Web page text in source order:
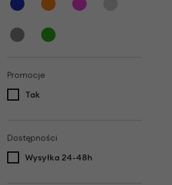
Promocje
Tak
Dostępności
Wysyłka 24-48h